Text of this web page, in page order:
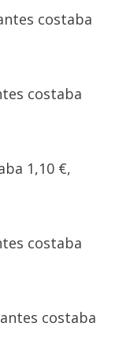
costaba
costaba
1,10 €,
costaba
costaba